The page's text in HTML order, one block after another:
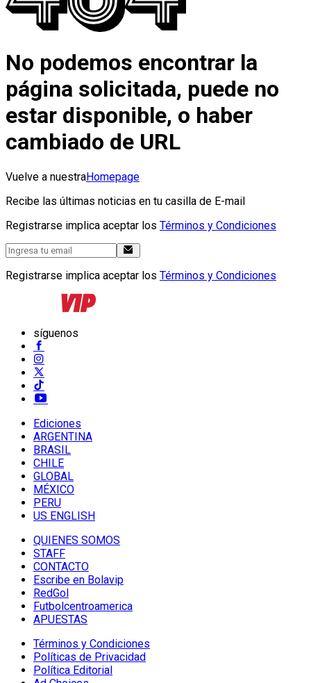
No podemos encontrar la
página solicitada, puede no
estar disponible, o haber
cambiado de URL
Vuelve a nuestraHomepage
Recibe las últimas noticias en tu casilla de E-mail
Registrarse implica aceptar los Términos y Condiciones
Registrarse implica aceptar los Términos y Condiciones
síguenos
Ediciones
ARGENTINA
BRASIL
CHILE
GLOBAL
MÉXICO
PERU
US ENGLISH
QUIENES SOMOS
STAFF
CONTACTO
Escribe en Bolavip
RedGol
Futbolcentroamerica
APUESTAS
Términos y Condiciones
Políticas de Privacidad
Política Editorial